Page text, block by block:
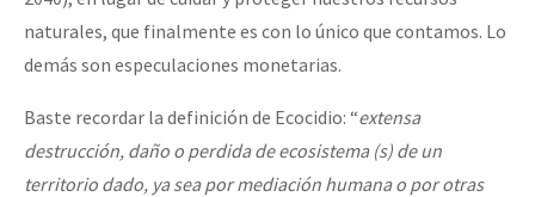
naturales, que finalmente es con lo único que contamos. Lo
demás son especulaciones monetarias.
Baste recordar la definición de Ecocidio: “extensa
destrucción, daño o perdida de ecosistema (s) de un
territorio dado, ya sea por mediación humana o por otras